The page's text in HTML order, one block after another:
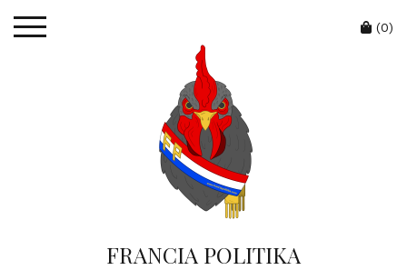
FRANCIA POLITIKA
Cart
(0)